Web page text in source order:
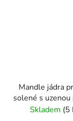
Mandle jádra
solené s uzenou
1 kg
Skladem (5